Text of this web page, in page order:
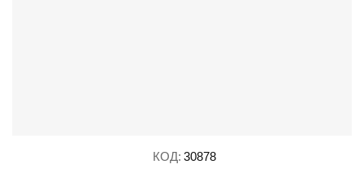
КОД: 30878